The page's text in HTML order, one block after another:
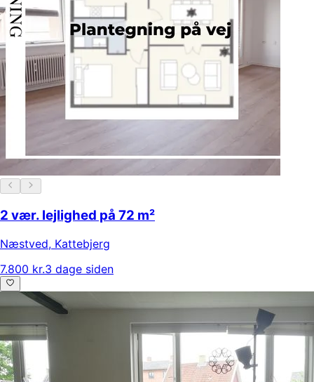
2 vær. lejlighed på 72 m²
Næstved, Kattebjerg
7.800 kr.3 dage siden